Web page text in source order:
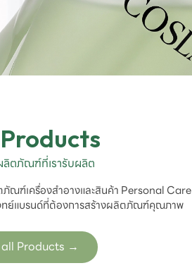
ตภัณฑ์ที่เรารับผลิต
ณฑ์เครื่องสำอางและสินค้า Personal Care
จทย์แบรนด์ที่ต้องการสร้างผลิตภัณฑ์คุณภาพ
Products →